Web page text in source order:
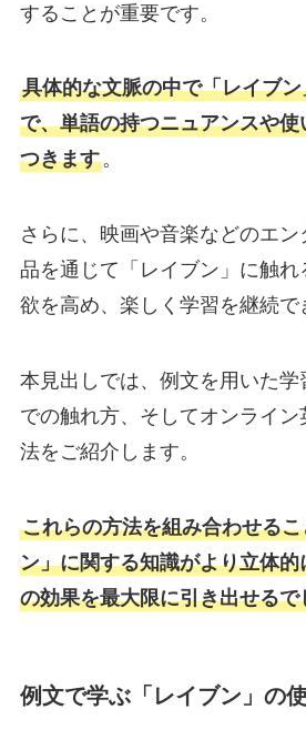
することが重要です。
具体的な文脈の中で「レイブ
で、単語の持つニュアンスや
つきます。
さらに、映画や音楽などのエ
品を通じて「レイブン」に触
欲を高め、楽しく学習を継続で
本見出しでは、例文を用いた学
での触れ方、そしてオンライ
法をご紹介します。
これらの方法を組み合わせる
ン」に関する知識がより立体
の効果を最大限に引き出せるで
例文で学ぶ「レイブン」の